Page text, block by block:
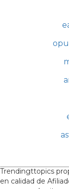
Trendingttopics
en calidad de